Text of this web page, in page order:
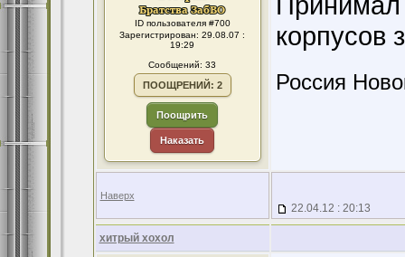
ID пользователя #700
Зарегистрирован: 29.08.07 :
19:29
Сообщений: 33
ПООЩРЕНИЙ: 2
Поощрить
Наказать
корпусов
Россия
Наверх
22.04.12 : 20:13
хитрый хохол